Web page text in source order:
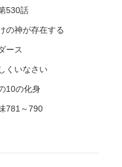
530話
の神が存在する
ース
くいなさい
10の化身
781～790